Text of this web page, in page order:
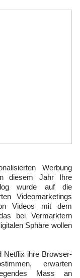
diesem Jahr Ihre
wurde auf die
Videomarketings
Videos mit dem
bei Vermarktern
Sphäre wollen
Netflix ihre Browser-
erwarten
Mass an